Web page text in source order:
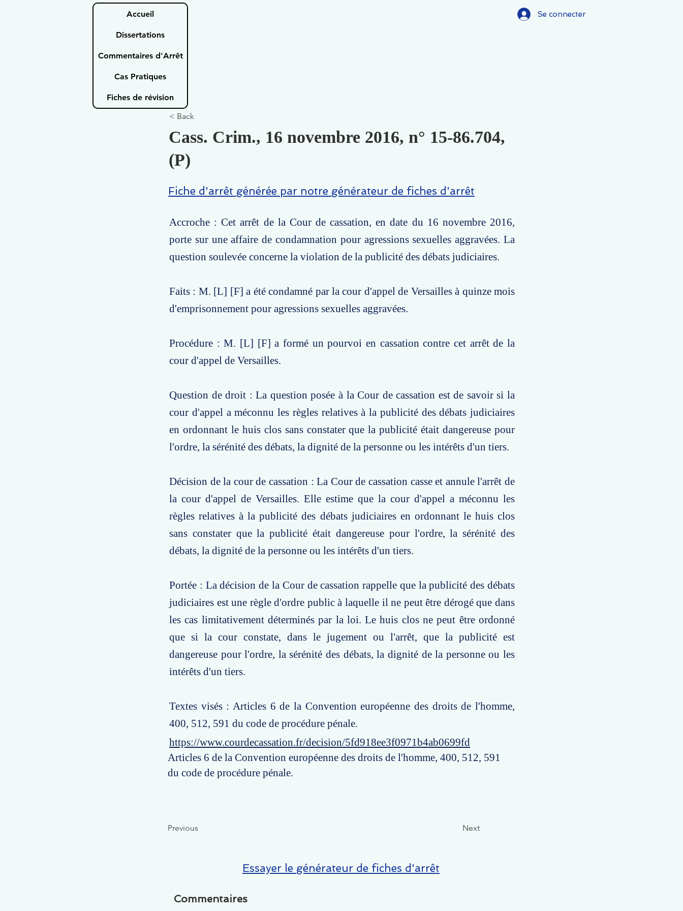
Accueil
Dissertations
Commentaires d'Arrêt
Cas Pratiques
Fiches de révision
Se connecter
< Back
Cass. Crim., 16 novembre 2016, n° 15-86.704,
(P)
Fiche d'arrêt générée par notre générateur de fiches d'arrêt
Accroche : Cet arrêt de la Cour de cassation, en date du 16 novembre 2016,
porte sur une affaire de condamnation pour agressions sexuelles aggravées. La
question soulevée concerne la violation de la publicité des débats judiciaires.
Faits : M. [L] [F] a été condamné par la cour d'appel de Versailles à quinze mois
d'emprisonnement pour agressions sexuelles aggravées.
Procédure : M. [L] [F] a formé un pourvoi en cassation contre cet arrêt de la
cour d'appel de Versailles.
Question de droit : La question posée à la Cour de cassation est de savoir si la
cour d'appel a méconnu les règles relatives à la publicité des débats judiciaires
en ordonnant le huis clos sans constater que la publicité était dangereuse pour
l'ordre, la sérénité des débats, la dignité de la personne ou les intérêts d'un tiers.
Décision de la cour de cassation : La Cour de cassation casse et annule l'arrêt de
la cour d'appel de Versailles. Elle estime que la cour d'appel a méconnu les
règles relatives à la publicité des débats judiciaires en ordonnant le huis clos
sans constater que la publicité était dangereuse pour l'ordre, la sérénité des
débats, la dignité de la personne ou les intérêts d'un tiers.
Portée : La décision de la Cour de cassation rappelle que la publicité des débats
judiciaires est une règle d'ordre public à laquelle il ne peut être dérogé que dans
les cas limitativement déterminés par la loi. Le huis clos ne peut être ordonné
que si la cour constate, dans le jugement ou l'arrêt, que la publicité est
dangereuse pour l'ordre, la sérénité des débats, la dignité de la personne ou les
intérêts d'un tiers.
Textes visés : Articles 6 de la Convention européenne des droits de l'homme,
400, 512, 591 du code de procédure pénale.
https://www.courdecassation.fr/decision/5fd918ee3f0971b4ab0699fd
Articles 6 de la Convention européenne des droits de l'homme, 400, 512, 591
du code de procédure pénale.
Previous Next
Essayer le générateur de fiches d'arrêt
Commentaires